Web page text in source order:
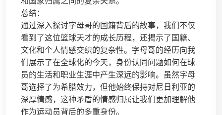
总结：
通过深入探讨字母哥的国籍背后的故事，我们不仅
看到了这位篮球天才的成长历程，还揭示了国籍、
文化和个人情感交织的复杂性。字母哥的经历向我
们展示了在全球化的今天，身份认同问题如何在球
员的生活和职业生涯中产生深远的影响。虽然字母
哥选择了为希腊效力，但他始终保持对尼日利亚的
深厚情感，这种矛盾的情感归属让我们更加理解他
作为运动员背后的多重身份。